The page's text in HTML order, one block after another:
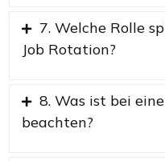
7. Welche Rolle
Job Rotation?
8. Was ist bei
beachten?